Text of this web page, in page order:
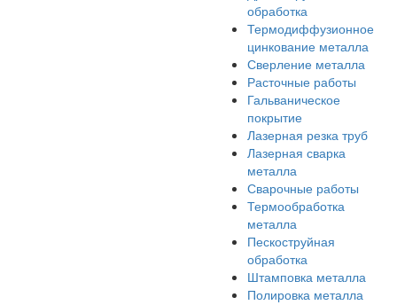
обработка
Термодиффузионное
цинкование металла
Сверление металла
Расточные работы
Гальваническое
покрытие
Лазерная резка труб
Лазерная сварка
металла
Сварочные работы
Термообработка
металла
Пескоструйная
обработка
Штамповка металла
Полировка металла